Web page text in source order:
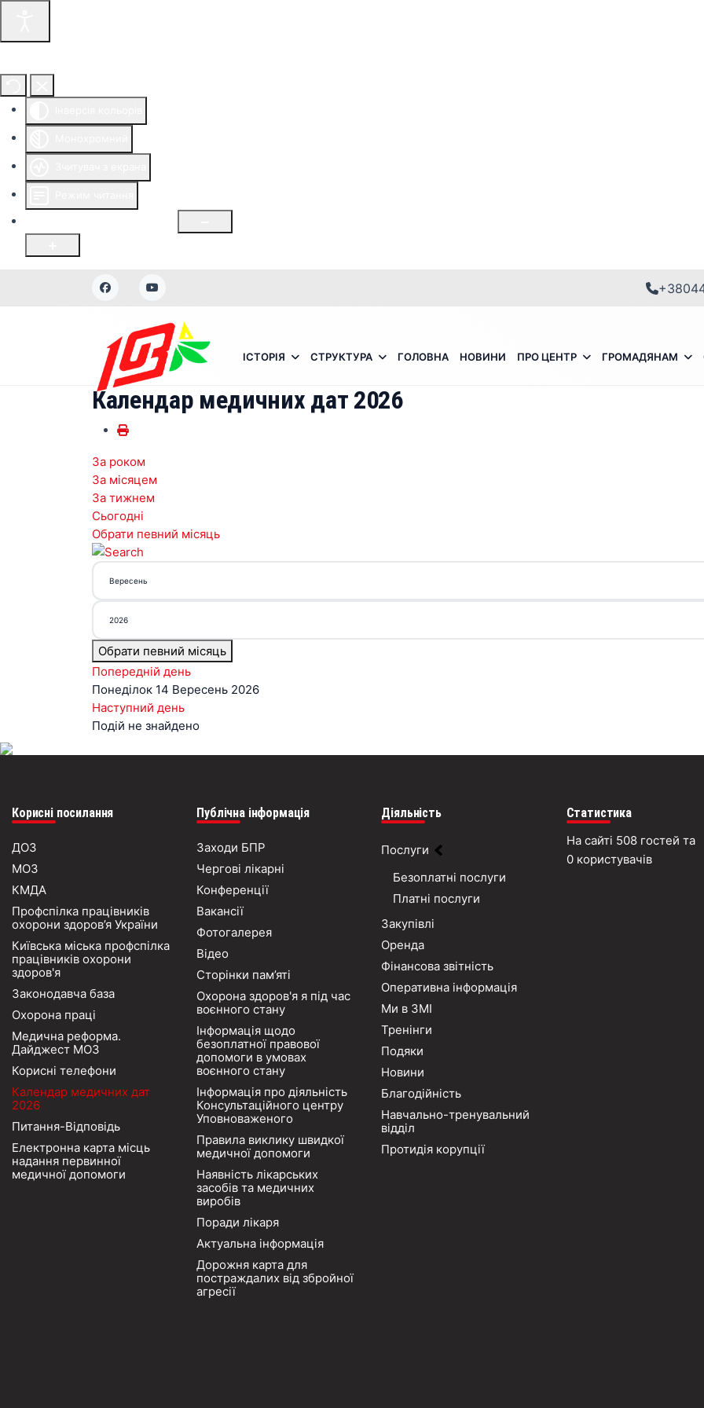
ІСТОРІЯ СТРУКТУРА ГОЛОВНА НОВИНИ ПРО ЦЕНТР ГРОМАДЯНАМ
Календар медичних дат 2026
За роком
За місяцем
За тижнем
Сьогодні
Обрати певний місяць
Обрати певний місяць
Попередній день
Понеділок 14 Вересень 2026
Наступний день
Подій не знайдено
Корисні посилання
ДОЗ
МОЗ
КМДА
Профспілка працівників
охорони здоров’я України
Київська міська профспілка
працівників охорони
здоров'я
Законодавча база
Охорона праці
Медична реформа.
Дайджест МОЗ
Корисні телефони
Календар медичних дат
2026
Питання-Відповідь
Електронна карта місць
надання первинної
медичної допомоги
Публічна інформація
Заходи БПР
Чергові лікарні
Конференції
Вакансії
Фотогалерея
Відео
Сторінки пам’яті
Охорона здоров'я я під час
воєнного стану
Інформація щодо
безоплатної правової
допомоги в умовах
воєнного стану
Інформація про діяльність
Консультаційного центру
Уповноваженого
Правила виклику швидкої
медичної допомоги
Наявність лікарських
засобів та медичних
виробів
Поради лікаря
Актуальна інформація
Дорожня карта для
постраждалих від збройної
агресії
Діяльність
Послуги
Безоплатні послуги
Платні послуги
Закупівлі
Оренда
Фінансова звітність
Оперативна інформація
Ми в ЗМІ
Тренінги
Подяки
Новини
Благодійність
Навчально-тренувальний
відділ
Протидія корупції
Статистика
На сайті 508 гостей та
0 користувачів